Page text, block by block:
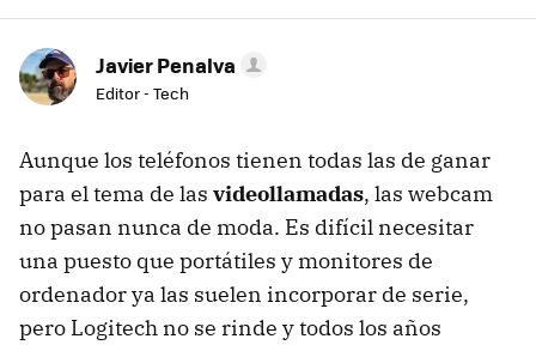
Javier Penalva
Editor - Tech
Aunque los teléfonos tienen todas las de ganar
para el tema de las videollamadas, las webcam
no pasan nunca de moda. Es difícil necesitar
una puesto que portátiles y monitores de
ordenador ya las suelen incorporar de serie,
pero Logitech no se rinde y todos los años